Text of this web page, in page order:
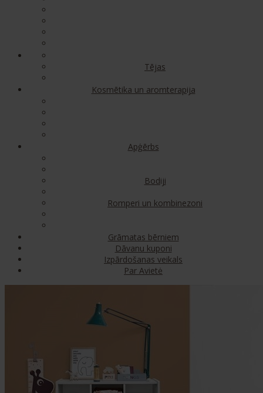
Tējas
Kosmētika un aromterapija
Apģērbs
Bodiji
Romperi un kombinezoni
Grāmatas bērniem
Dāvanu kuponi
Izpārdošanas veikals
Par Avietė